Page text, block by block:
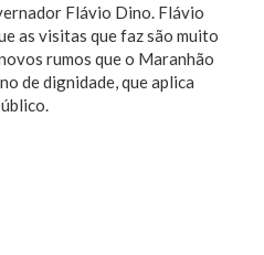
Flávio Dino. Flávio
as visitas que faz são muito
rumos que o Maranhão
de dignidade, que aplica